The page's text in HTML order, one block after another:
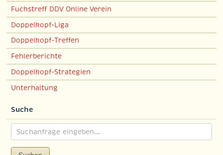
Fuchstreff DDV Online Verein
Doppelkopf-Liga
Doppelkopf-Treffen
Fehlerberichte
Doppelkopf-Strategien
Unterhaltung
Suche